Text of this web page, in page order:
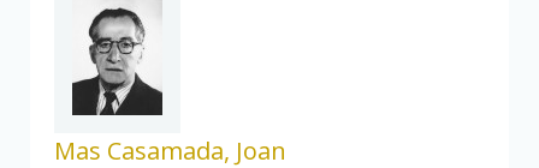
Mas Casamada, Joan